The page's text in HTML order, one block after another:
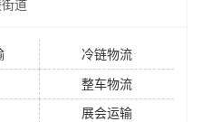
，上海，武汉和香港，澳
道
冷链物流
整车物流
展会运输